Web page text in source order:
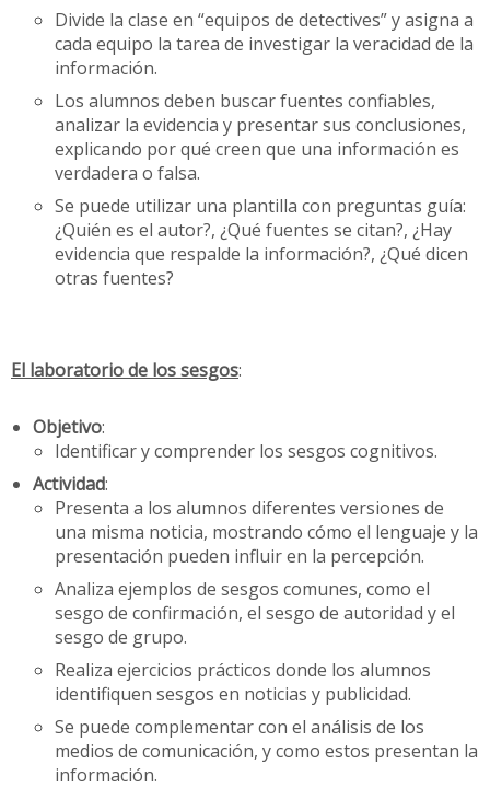
Divide la clase en “equipos de detectives” y asigna a
cada equipo la tarea de investigar la veracidad de la
información.
Los alumnos deben buscar fuentes confiables,
analizar la evidencia y presentar sus conclusiones,
explicando por qué creen que una información es
verdadera o falsa.
Se puede utilizar una plantilla con preguntas guía:
¿Quién es el autor?, ¿Qué fuentes se citan?, ¿Hay
evidencia que respalde la información?, ¿Qué dicen
otras fuentes?
El laboratorio de los sesgos:
Objetivo:
Identificar y comprender los sesgos cognitivos.
Actividad:
Presenta a los alumnos diferentes versiones de
una misma noticia, mostrando cómo el lenguaje y la
presentación pueden influir en la percepción.
Analiza ejemplos de sesgos comunes, como el
sesgo de confirmación, el sesgo de autoridad y el
sesgo de grupo.
Realiza ejercicios prácticos donde los alumnos
identifiquen sesgos en noticias y publicidad.
Se puede complementar con el análisis de los
medios de comunicación, y como estos presentan la
información.